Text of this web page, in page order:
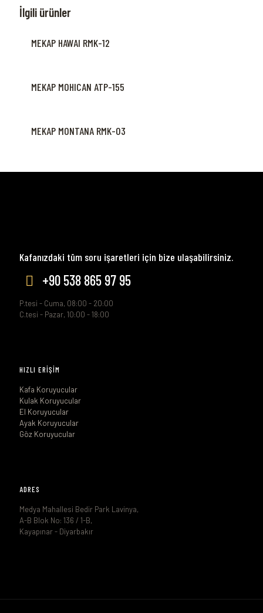
İlgili ürünler
MEKAP HAWAI RMK-12
MEKAP MOHICAN ATP-155
MEKAP MONTANA RMK-03
Kafanızdaki tüm soru işaretleri için bize ulaşabilirsiniz.
+90 538 865 97 95
P.tesi - Cuma, 08:00 - 20:00
C.tesi - Pazar, 10:00 - 18:00
HIZLI ERİŞİM
Kafa Koruyucular
Kulak Koruyucular
El Koruyucular
Ayak Koruyucular
Göz Koruyucular
ADRES
Medya Mahallesi Bedir Park Lavinya,
A-B Blok No: 136 / 1-B,
Kayapınar - Diyarbakır